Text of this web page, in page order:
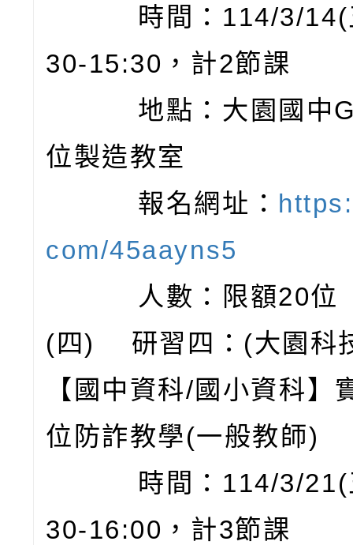
時間：114/3/14(
30-15:30，計2節課
地點：大園國中G
位製造教室
報名網址：
com/45aayns5
人數：限額20位
(四) 研習四：(大園科
【國中資科/國小資科】
位防詐教學(一般教師)
時間：114/3/21(
30-16:00，計3節課